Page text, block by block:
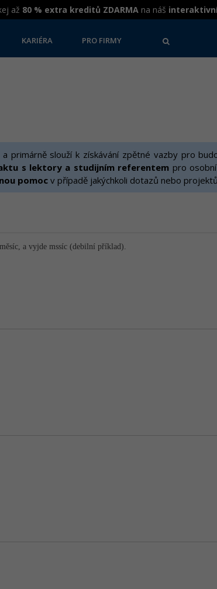
až 80 % extra kreditů ZDARMA na náš
KARIÉRA PRO FIRMY
primárně slouží k získávání zpětné vazby pro
s lektory a studijním referentem pro
pomoc v případě jakýchkoli dotazů nebo
a vyjde mssíc (debilní příklad).